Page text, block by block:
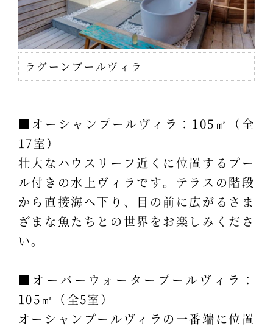
ラグーンプールヴィラ
■オーシャンプールヴィラ：105㎡（全
17室）
壮大なハウスリーフ近くに位置するプー
ル付きの水上ヴィラです。テラスの階段
から直接海へ下り、目の前に広がるさま
ざまな魚たちとの世界をお楽しみくださ
い。
■オーバーウォータープールヴィラ：
105㎡（全5室）
オーシャンプールヴィラの一番端に位置